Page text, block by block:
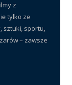
z
tylko ze
sztuki, sportu,
– zawsze